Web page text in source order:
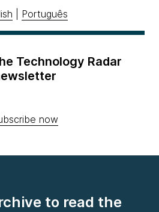
Português
Technology Radar
now
to read the